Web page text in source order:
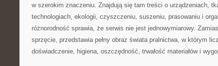
w szerokim znaczeniu. Znajdują się tam treści o urządzeniach,
technologiach, ekologii, czyszczeniu, suszeniu, prasowaniu i
różnorodność sprawia, że serwis nie jest jednowymiarowy.
sprzęcie, przedstawia pełny obraz świata pralnictwa, w którym
doświadczenie, higiena, oszczędność, trwałość materiałów i